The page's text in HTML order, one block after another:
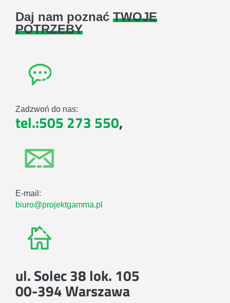
Daj nam poznać TWOJE
POTRZEBY
Zadzwoń do nas:
tel.:505 273 550,
E-mail:
biuro@projektgamma.pl
ul. Solec 38 lok. 105
00-394 Warszawa